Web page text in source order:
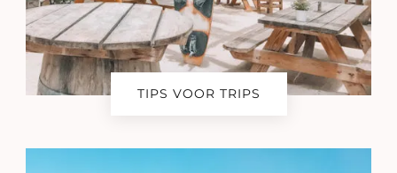
TIPS VOOR TRIPS